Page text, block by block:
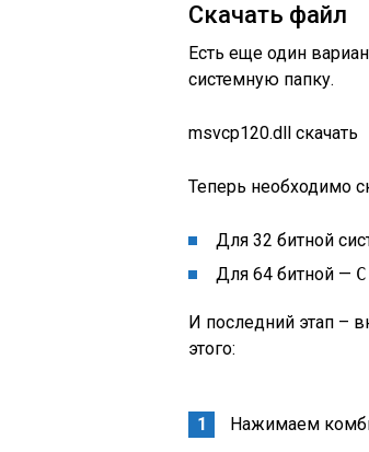
Скачать файл
Есть еще один
системную папку.
msvcp120.dll скачать
Теперь необходимо
Для 32 битной
Для 64 битной —
И последний этап –
этого:
Нажимаем